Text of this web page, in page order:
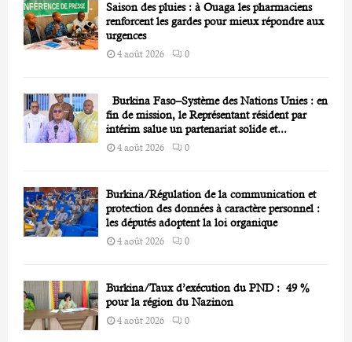
Saison des pluies : à Ouaga les pharmaciens
renforcent les gardes pour mieux répondre aux
urgences
4 août 2026 0
Burkina Faso–Système des Nations Unies : en
fin de mission, le Représentant résident par
intérim salue un partenariat solide et...
4 août 2026 0
Burkina/Régulation de la communication et
protection des données à caractère personnel :
les députés adoptent la loi organique
4 août 2026 0
Burkina/Taux d’exécution du PND : 49 %
pour la région du Nazinon
4 août 2026 0